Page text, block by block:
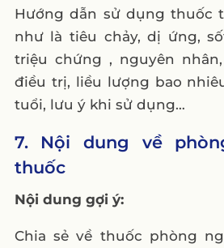
Hướng dẫn sử dụng thuốc
như là tiêu chảy, dị ứng,
triệu chứng , nguyên
điều trị, liều lượng bao
tuổi, lưu ý khi sử dụng…
7. Nội dung về
thuốc
Nội dung gợi ý:
Chia sẻ về thuốc phòng